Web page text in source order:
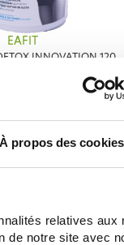
À propos des cookies
relatives aux
de notre site avec
EAFIT
INNOVATION 120